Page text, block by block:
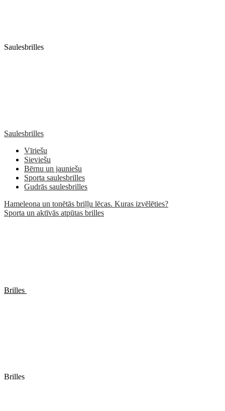
Saulesbrilles
Saulesbrilles
Vīriešu
Sieviešu
Bērnu un jauniešu
Sporta saulesbrilles
Gudrās saulesbrilles
Hameleona un tonētās briļļu lēcas. Kuras izvēlēties?
Sporta un aktīvās atpūtas brilles
Brilles
Brilles